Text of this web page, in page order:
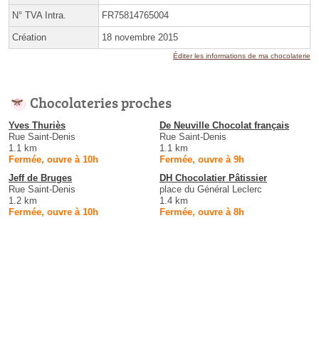
N° TVA Intra. FR75814765004
Création 18 novembre 2015
Éditer les informations de ma chocolaterie
Chocolateries proches
Yves Thuriès
Rue Saint-Denis
1.1 km
Fermée, ouvre à 10h
De Neuville Chocolat français
Rue Saint-Denis
1.1 km
Fermée, ouvre à 9h
Jeff de Bruges
Rue Saint-Denis
1.2 km
Fermée, ouvre à 10h
DH Chocolatier Pâtissier
place du Général Leclerc
1.4 km
Fermée, ouvre à 8h